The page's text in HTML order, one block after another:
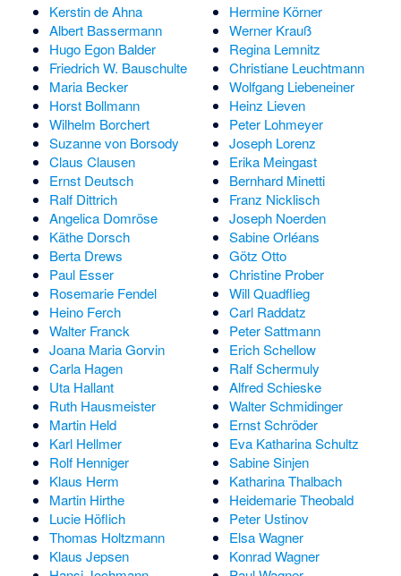
Kerstin de Ahna
Albert Bassermann
Hugo Egon Balder
Friedrich W. Bauschulte
Maria Becker
Horst Bollmann
Wilhelm Borchert
Suzanne von Borsody
Claus Clausen
Ernst Deutsch
Ralf Dittrich
Angelica Domröse
Käthe Dorsch
Berta Drews
Paul Esser
Rosemarie Fendel
Heino Ferch
Walter Franck
Joana Maria Gorvin
Carla Hagen
Uta Hallant
Ruth Hausmeister
Martin Held
Karl Hellmer
Rolf Henniger
Klaus Herm
Martin Hirthe
Lucie Höflich
Thomas Holtzmann
Klaus Jepsen
Hermine Körner
Werner Krauß
Regina Lemnitz
Christiane Leuchtmann
Wolfgang Liebeneiner
Heinz Lieven
Peter Lohmeyer
Joseph Lorenz
Erika Meingast
Bernhard Minetti
Franz Nicklisch
Joseph Noerden
Sabine Orléans
Götz Otto
Christine Prober
Will Quadflieg
Carl Raddatz
Peter Sattmann
Erich Schellow
Ralf Schermuly
Alfred Schieske
Walter Schmidinger
Ernst Schröder
Eva Katharina Schultz
Sabine Sinjen
Katharina Thalbach
Heidemarie Theobald
Peter Ustinov
Elsa Wagner
Konrad Wagner